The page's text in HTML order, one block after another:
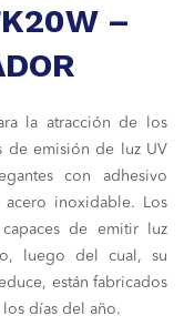
–
la atracción de los
de emisión de luz UV
con adhesivo
inoxidable. Los
de emitir luz
luego del cual, su
están fabricados
días del año.